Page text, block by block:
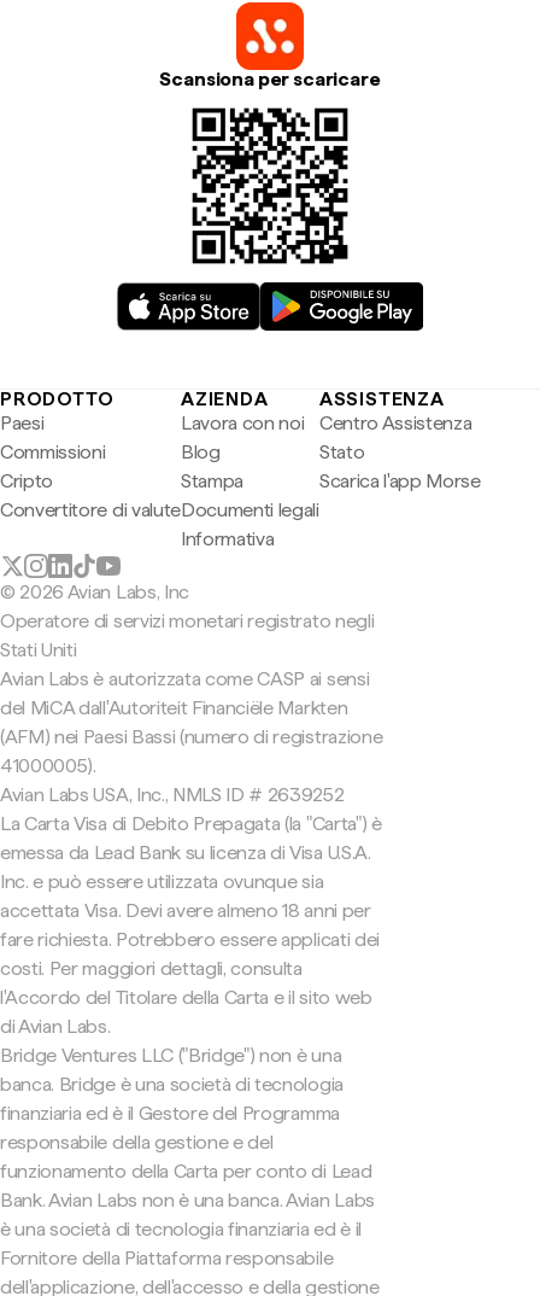
Scansiona per scaricare
PRODOTTO
Paesi
Commissioni
Cripto
Convertitore di valute
AZIENDA
Lavora con noi
Blog
Stampa
Documenti legali
Informativa
ASSISTENZA
Centro Assistenza
Stato
Scarica l'app Morse
© 2026 Avian Labs, Inc
Operatore di servizi monetari registrato negli
Stati Uniti
Avian Labs è autorizzata come CASP ai sensi
del MiCA dall'Autoriteit Financiële Markten
(AFM) nei Paesi Bassi (numero di registrazione
41000005).
Avian Labs USA, Inc., NMLS ID # 2639252
La Carta Visa di Debito Prepagata (la "Carta") è
emessa da Lead Bank su licenza di Visa U.S.A.
Inc. e può essere utilizzata ovunque sia
accettata Visa. Devi avere almeno 18 anni per
fare richiesta. Potrebbero essere applicati dei
costi. Per maggiori dettagli, consulta
l'Accordo del Titolare della Carta e il sito web
di Avian Labs.
Bridge Ventures LLC ("Bridge") non è una
banca. Bridge è una società di tecnologia
finanziaria ed è il Gestore del Programma
responsabile della gestione e del
funzionamento della Carta per conto di Lead
Bank. Avian Labs non è una banca. Avian Labs
è una società di tecnologia finanziaria ed è il
Fornitore della Piattaforma responsabile
dell'applicazione, dell'accesso e della gestione